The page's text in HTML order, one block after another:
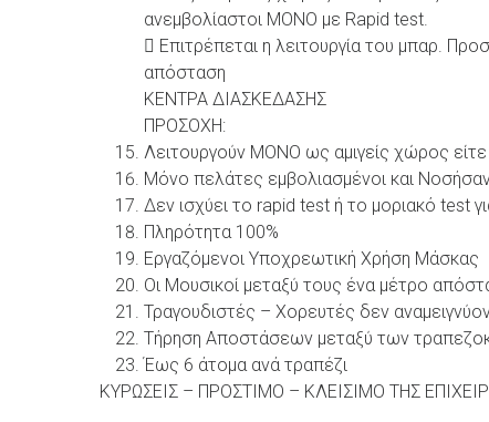
ανεμβολίαστοι ΜΟΝΟ με Rapid test.
 Επιτρέπεται η λειτουργία του μπαρ.
απόσταση
ΚΕΝΤΡΑ ΔΙΑΣΚΕΔΑΣΗΣ
ΠΡΟΣΟΧΗ:
Λειτουργούν ΜΟΝΟ ως αμιγείς χώρος
Μόνο πελάτες εμβολιασμένοι και
Δεν ισχύει το rapid test ή το μοριακό test
Πληρότητα 100%
Εργαζόμενοι Υποχρεωτική Χρήση Μάσκας
Οι Μουσικοί μεταξύ τους ένα μέτρο
Τραγουδιστές – Χορευτές δεν
Τήρηση Αποστάσεων μεταξύ των
Έως 6 άτομα ανά τραπέζι
ΚΥΡΩΣΕΙΣ – ΠΡΟΣΤΙΜΟ – ΚΛΕΙΣΙΜΟ ΤΗΣ